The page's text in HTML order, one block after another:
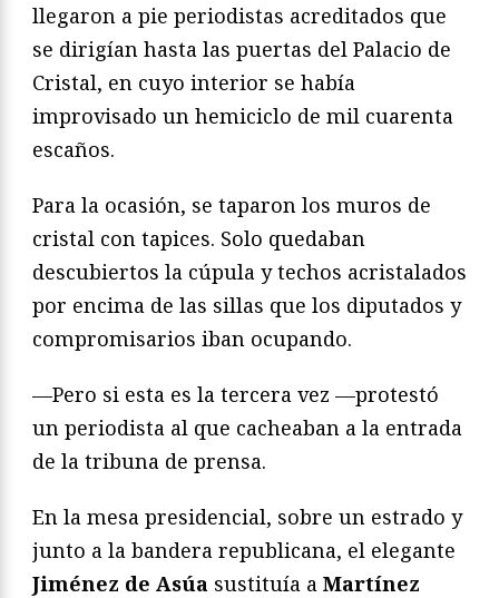
llegaron a pie periodistas acreditados que
se dirigían hasta las puertas del Palacio de
Cristal, en cuyo interior se había
improvisado un hemiciclo de mil cuarenta
escaños.
Para la ocasión, se taparon los muros de
cristal con tapices. Solo quedaban
descubiertos la cúpula y techos acristalados
por encima de las sillas que los diputados y
compromisarios iban ocupando.
—Pero si esta es la tercera vez —protestó
un periodista al que cacheaban a la entrada
de la tribuna de prensa.
En la mesa presidencial, sobre un estrado y
junto a la bandera republicana, el elegante
Jiménez de Asúa sustituía a Martínez